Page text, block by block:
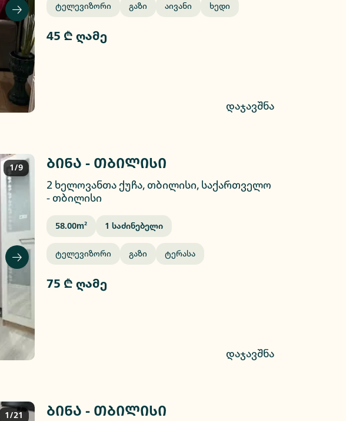
Ტელევიზორი Გაზი Აივანი Ხედი
45 ₾ ღამე
დაჯავშნა
1/9 ბინა - თბილისი
2 ხელოვანთა ქუჩა, თბილისი, საქართველო
-თბილისი
58.00M² 1 Საძინებელი
Ტელევიზორი Გაზი Ტერასა
75 ₾ ღამე
დაჯავშნა
1/21 ბინა - თბილისი